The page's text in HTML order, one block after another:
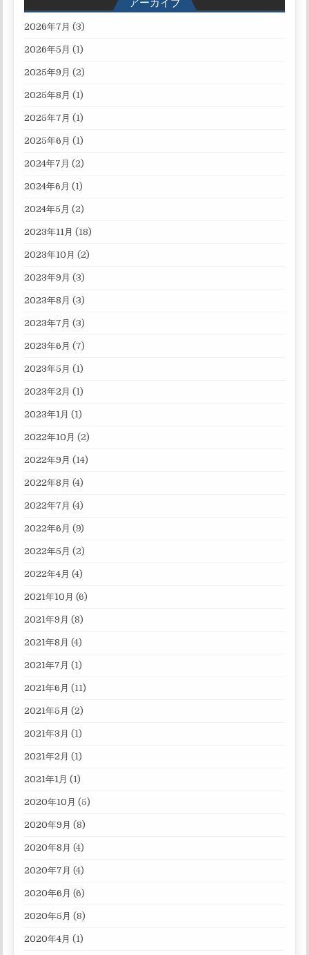
2026年7月 (3)
2026年5月 (1)
2025年9月 (2)
2025年8月 (1)
2025年7月 (1)
2025年6月 (1)
2024年7月 (2)
2024年6月 (1)
2024年5月 (2)
2023年11月 (18)
2023年10月 (2)
2023年9月 (3)
2023年8月 (3)
2023年7月 (3)
2023年6月 (7)
2023年5月 (1)
2023年2月 (1)
2023年1月 (1)
2022年10月 (2)
2022年9月 (14)
2022年8月 (4)
2022年7月 (4)
2022年6月 (9)
2022年5月 (2)
2022年4月 (4)
2021年10月 (6)
2021年9月 (8)
2021年8月 (4)
2021年7月 (1)
2021年6月 (11)
2021年5月 (2)
2021年3月 (1)
2021年2月 (1)
2021年1月 (1)
2020年10月 (5)
2020年9月 (8)
2020年8月 (4)
2020年7月 (4)
2020年6月 (6)
2020年5月 (8)
2020年4月 (1)